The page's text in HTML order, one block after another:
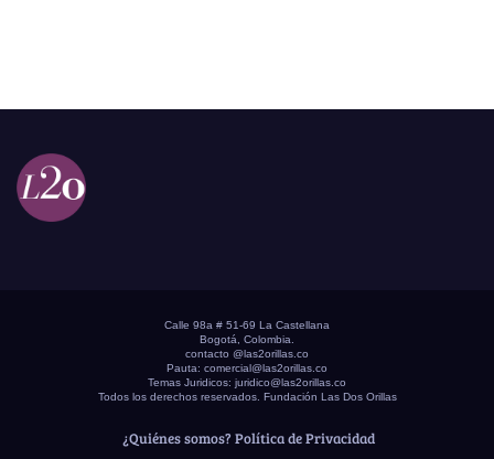
Calle 98a # 51-69 La Castellana
Bogotá, Colombia.
contacto @las2orillas.co
Pauta: comercial@las2orillas.co
Temas Juridicos: juridico@las2orillas.co
Todos los derechos reservados. Fundación Las Dos Orillas
¿Quiénes somos? Política de Privacidad